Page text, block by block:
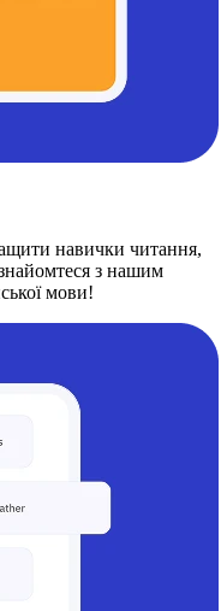
навички читання,
з нашим
мови!